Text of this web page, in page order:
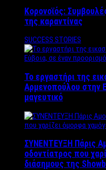
Κορονοϊός:
της καραντίνας
SUCCESS STORIES
Το εργαστήρι της
Αρμενοπούλου στην
μαγευτικό
ΣΥΝΕΝΤΕΥΞΗ Πάρις
οδοντίατρος που
διάσημους της